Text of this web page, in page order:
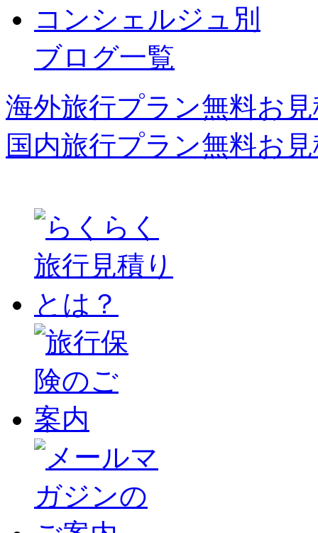
コンシェルジュ別
ブログ一覧
海外旅行プラン無料お
国内旅行プラン無料お